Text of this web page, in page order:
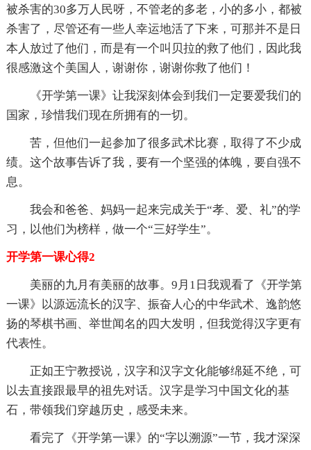
被杀害的30多万人民呀，不管老的多老，小的多小，都被
杀害了，尽管还有一些人幸运地活了下来，可那并不是日
本人放过了他们，而是有一个叫贝拉的救了他们，因此我
很感激这个美国人，谢谢你，谢谢你救了他们！
《开学第一课》让我深刻体会到我们一定要爱我们的
国家，珍惜我们现在所拥有的一切。
苦，但他们一起参加了很多武术比赛，取得了不少成
绩。这个故事告诉了我，要有一个坚强的体魄，要自强不
息。
我会和爸爸、妈妈一起来完成关于“孝、爱、礼”的学
习，以他们为榜样，做一个“三好学生”。
开学第一课心得2
美丽的九月有美丽的故事。9月1日我观看了《开学第
一课》以源远流长的汉字、振奋人心的中华武术、逸韵悠
扬的琴棋书画、举世闻名的四大发明，但我觉得汉字更有
代表性。
正如王宁教授说，汉字和汉字文化能够绵延不绝，可
以去直接跟最早的祖先对话。汉字是学习中国文化的基
石，带领我们穿越历史，感受未来。
看完了《开学第一课》的“字以溯源”一节，我才深深